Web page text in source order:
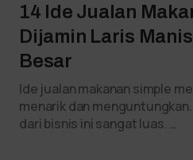
14 Ide Jualan
Dijamin Laris
Besar
Ide jualan makanan simple
menarik dan
dari bisnis ini sangat luas. …